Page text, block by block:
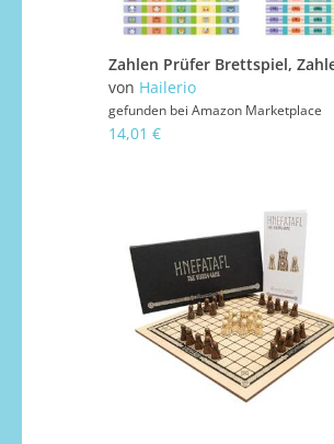
von Hailerio
gefunden bei Amazon Marketplace
14,01 €